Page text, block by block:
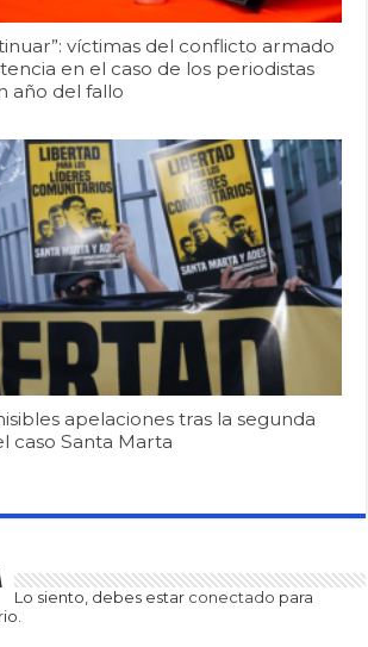
víctimas del conflicto armado
en el caso de los periodistas
año del fallo
apelaciones tras la segunda
caso Santa Marta
Lo siento, debes estar conectado para